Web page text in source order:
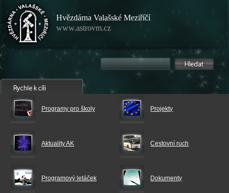
Hvězdárna Valašské Meziříčí
www.astrovm.cz
Programy pro školy Projekty
Aktuality AK Cestovní ruch
Programový letáček Dokumenty